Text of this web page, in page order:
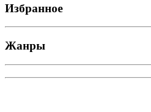
Избранное
Жанры